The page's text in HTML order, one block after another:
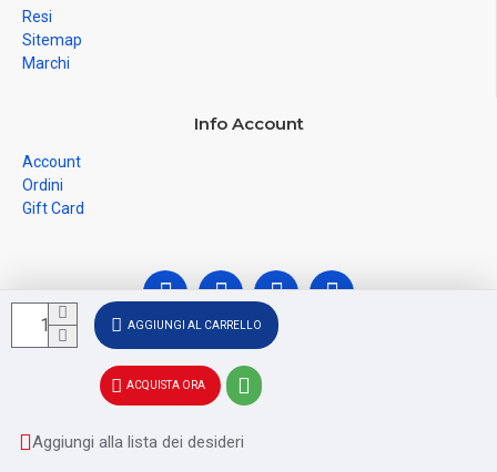
AGGIUNGI AL CARRELLO
ACQUISTA ORA
Aggiungi alla lista dei desideri
Resi
Sitemap
Marchi
Info Account
Account
Ordini
Gift Card
© Ferramenta Santoro Domenico 2026, C.F.
SNTDNC60T04F481U, P.IVA IT02228110652 - Registro delle